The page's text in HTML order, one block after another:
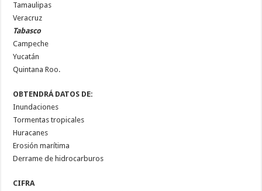
Tamaulipas
Veracruz
Tabasco
Campeche
Yucatán
Quintana Roo.
OBTENDRÁ DATOS DE:
Inundaciones
Tormentas tropicales
Huracanes
Erosión marítima
Derrame de hidrocarburos
CIFRA